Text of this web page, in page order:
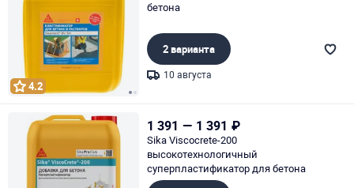
4.2
бетона
2 варианта
10 августа
1 391 — 1 391 ₽
Sika Viscocrete-200
высокотехнологичный
суперпластификатор для бетона